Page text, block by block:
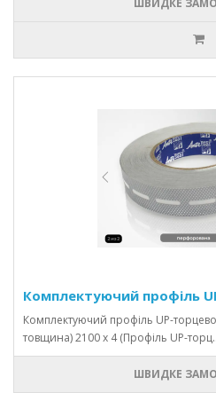
ШВИДКЕ
Комплектуючий профіль
Комплектуючий профіль UР-
товщина) 2100 х 4 (Профіль UР-торц..
ШВИДКЕ